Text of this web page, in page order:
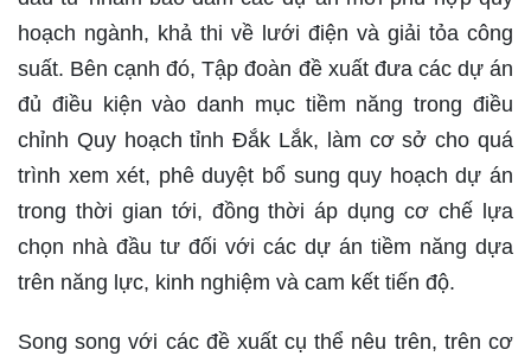
hoạch ngành, khả thi về lưới điện và giải tỏa công
suất. Bên cạnh đó, Tập đoàn đề xuất đưa các dự án
đủ điều kiện vào danh mục tiềm năng trong điều
chỉnh Quy hoạch tỉnh Đắk Lắk, làm cơ sở cho quá
trình xem xét, phê duyệt bổ sung quy hoạch dự án
trong thời gian tới, đồng thời áp dụng cơ chế lựa
chọn nhà đầu tư đối với các dự án tiềm năng dựa
trên năng lực, kinh nghiệm và cam kết tiến độ.
Song song với các đề xuất cụ thể nêu trên, trên cơ